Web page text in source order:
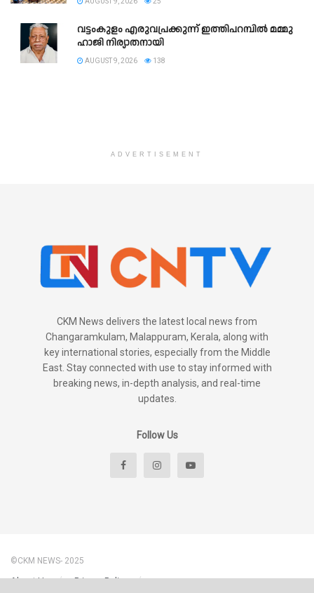
വട്ടംകുളം എരുവപ്രക്കുന്ന് ഇത്തിപറമ്പിൽ മമ്മു
ഹാജി നിര്യാതനായി
AUGUST 9, 2026 138
ADVERTISEMENT
CKM News delivers the latest local news from
Changaramkulam, Malappuram, Kerala, along with
key international stories, especially from the Middle
East. Stay connected with use to stay informed with
breaking news, in-depth analysis, and real-time
updates.
Follow Us
©CKM NEWS- 2025
About Us
Privacy Policy